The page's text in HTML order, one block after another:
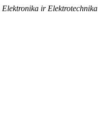
Elektronika ir Elektrotechnika